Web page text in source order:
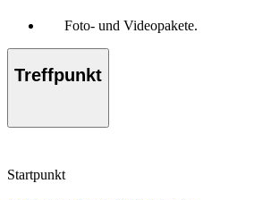
Foto- und Videopakete.
Treffpunkt
Startpunkt